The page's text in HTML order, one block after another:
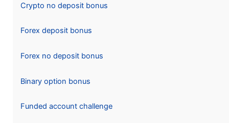
Crypto no deposit bonus
Forex deposit bonus
Forex no deposit bonus
Binary option bonus
Funded account challenge